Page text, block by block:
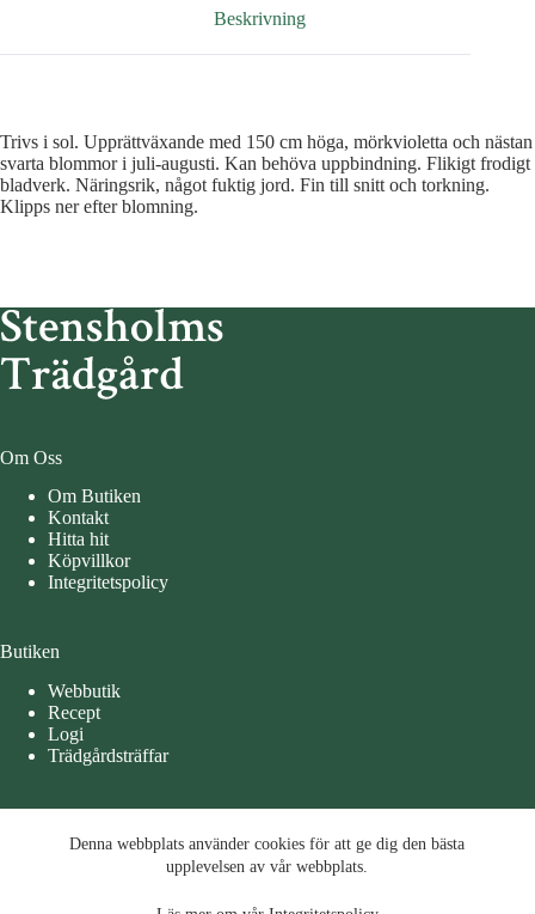
Denna webbplats använder cookies för att ge dig den bästa
upplevelsen av vår webbplats.
Beskrivning
Trivs i sol. Upprättväxande med 150 cm höga, mörkvioletta och nästan
svarta blommor i juli-augusti. Kan behöva uppbindning. Flikigt frodigt
bladverk. Näringsrik, något fuktig jord. Fin till snitt och torkning.
Klipps ner efter blomning.
Om Oss
Om Butiken
Kontakt
Hitta hit
Köpvillkor
Integritetspolicy
Butiken
Webbutik
Recept
Logi
Trädgårdsträffar
Måndag – Tisdag 10-15
Denna webbplats använder cookies för att ge dig den bästa